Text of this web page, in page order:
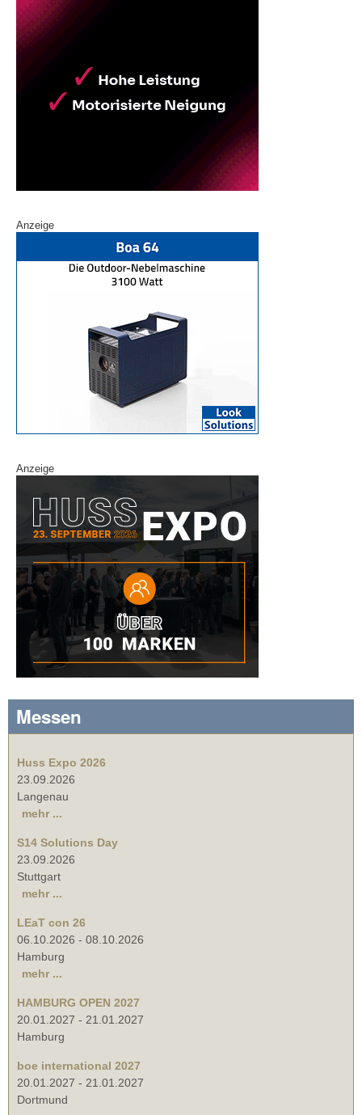
Anzeige
Anzeige
Messen
Huss Expo 2026
23.09.2026
Langenau
mehr ...
S14 Solutions Day
23.09.2026
Stuttgart
mehr ...
LEaT con 26
06.10.2026 - 08.10.2026
Hamburg
mehr ...
HAMBURG OPEN 2027
20.01.2027 - 21.01.2027
Hamburg
boe international 2027
20.01.2027 - 21.01.2027
Dortmund